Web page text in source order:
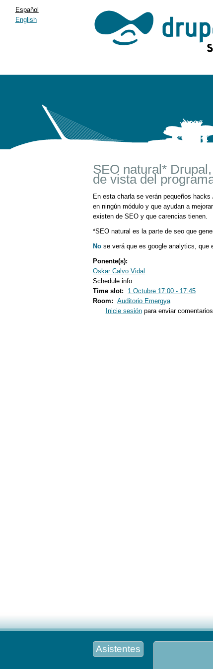
Español
English
SEO natural*
de vista del
En esta charla se verán pequeños
en ningún módulo y que ayudan a
existen de SEO y que carencias tienen.
*SEO natural es la parte de seo que
No se verá que es google analytics, que
Ponente(s):
Oskar Calvo Vidal
Schedule info
Time slot: 1 Octubre 17:00 - 17:45
Room: Auditorio Emergya
Inicie sesiónpara enviar comentarios
Asistentes